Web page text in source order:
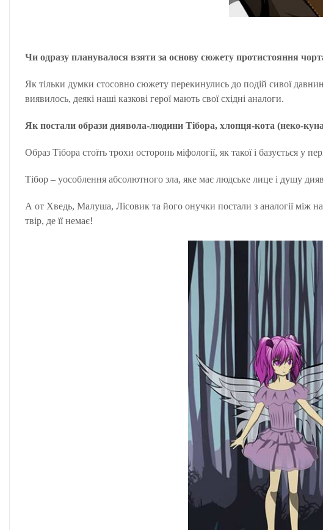
Чи одразу планувалося взяти за основу сюжету протистояння
Як тільки думки стосовно сюжету перекинулись до подій сивої
виявилось, деякі наші казкові герої мають свої східні аналоги.
Як постали образи диявола-людини Тібора, хлопця-кота (неко-
Образ Тібора стоїть трохи осторонь міфології, як такої і базується у
Тібор – уособлення абсолютного зла, яке має людське лице і душу
А от Хведь, Малуша, Лісовик та його онучки постали з аналогії
твір, де її немає!